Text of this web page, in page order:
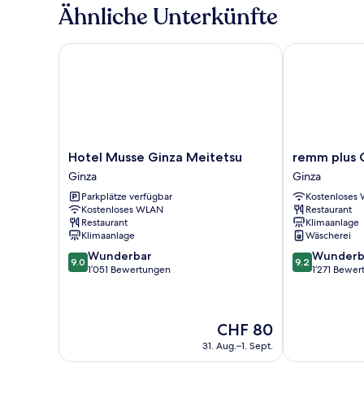
Ähnliche Unterkünfte
Hotel
Musse
Ginza
Meitetsu
Ginza
Hotel Musse Ginza Meitetsu
Ginza
Parkplätze verfügbar
Kostenloses WLAN
Restaurant
Klimaanlage
9.0
von
9.0 Wunderbar
1’051 Bewertungen
Der
Preis
beträgt
CHF 80
31. Aug.–1. Sept.
Hotel Musse Ginza Meitetsu
remm
plus
Ginza
Ginza
remm plus
Ginza
Kostenloses
Restaurant
Klimaanlage
Wäscherei
9.2
von
9.2
1’271
remm plus